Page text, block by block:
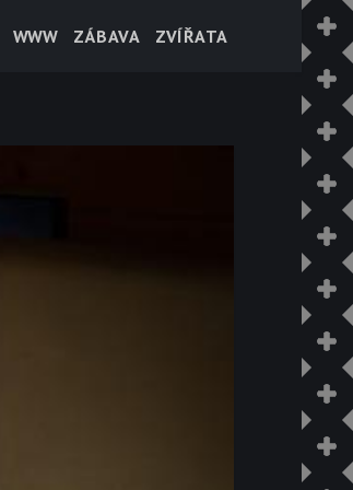
WWW ZÁBAVA ZVÍŘATA